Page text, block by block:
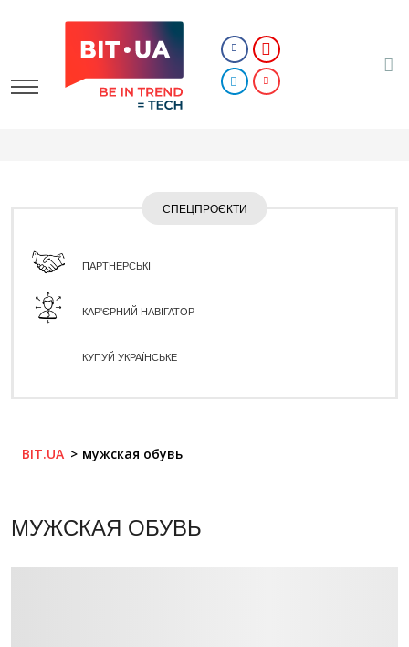
СПЕЦПРОЄКТИ
ПАРТНЕРСЬКІ
КАР'ЄРНИЙ НАВІГАТОР
КУПУЙ УКРАЇНСЬКЕ
BIT.UA мужская обувь
МУЖСКАЯ ОБУВЬ